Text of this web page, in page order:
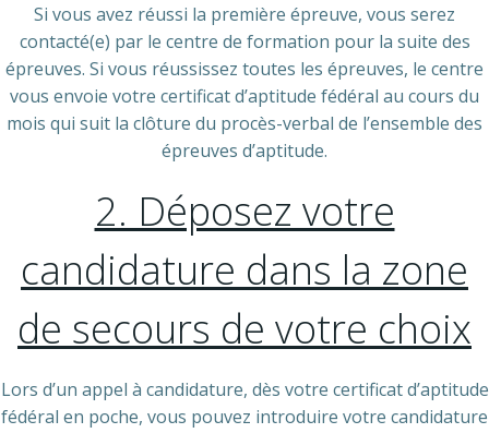
Si vous avez réussi la première épreuve, vous serez
contacté(e) par le centre de formation pour la suite des
épreuves. Si vous réussissez toutes les épreuves, le centre
vous envoie votre certificat d’aptitude fédéral au cours du
mois qui suit la clôture du procès-verbal de l’ensemble des
épreuves d’aptitude.
2. Déposez votre
candidature dans la zone
de secours de votre choix
Lors d’un appel à candidature, dès votre certificat d’aptitude
fédéral en poche, vous pouvez introduire votre candidature